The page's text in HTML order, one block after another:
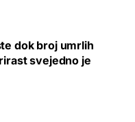
dok broj umrlih
svejedno je